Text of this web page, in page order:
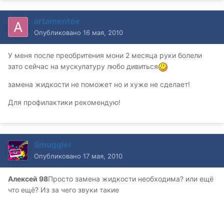
artamentov
Опубликовано 16 мая, 2010
У меня после преобритения мони 2 месяца руки болели
зато сейчас на мускулатуру любо дивиться
замена жидкости не поможет но и хуже не сделает!
Для профилактики рекомендую!
Smuggler
Опубликовано 17 мая, 2010
Алексей 98Просто замена жидкости необходима? или ещё
что ещё? Из за чего звуки такие